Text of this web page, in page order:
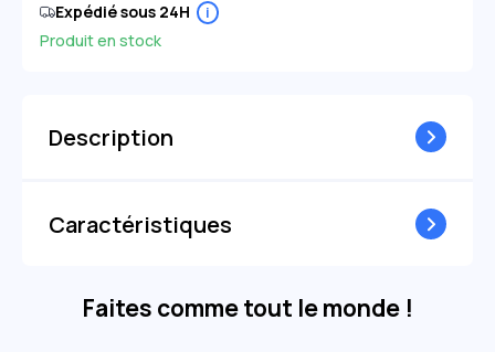
Produit en stock
Expédié sous 24H i
Description
Caractéristiques
Faites comme tout le monde !